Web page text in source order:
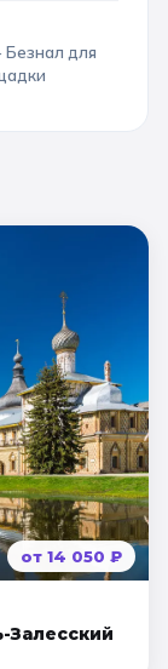
Безнал для
от 14 050 ₽
Залесский